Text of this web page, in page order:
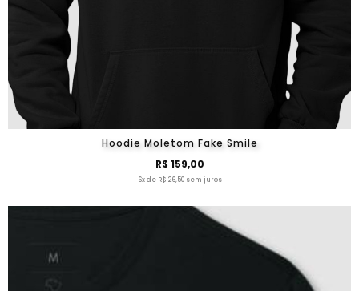
Hoodie Moletom Fake Smile
R$ 159,00
6x de R$ 26,50 sem juros